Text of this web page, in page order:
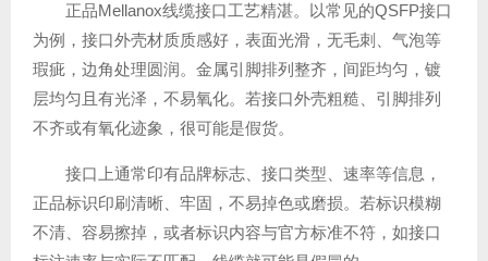
正品Mellanox线缆接口工艺精湛。以常见的QSFP接口
为例，接口外壳材质质感好，表面光滑，无毛刺、气泡等
瑕疵，边角处理圆润。金属引脚排列整齐，间距均匀，镀
层均匀且有光泽，不易氧化。若接口外壳粗糙、引脚排列
不齐或有氧化迹象，很可能是假货。
接口上通常印有品牌标志、接口类型、速率等信息，
正品标识印刷清晰、牢固，不易掉色或磨损。若标识模糊
不清、容易擦掉，或者标识内容与官方标准不符，如接口